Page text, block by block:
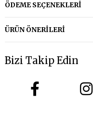
ÖDEME SEÇENEKLERI
ÜRÜN ÖNERILERI
Bizi Takip Edin